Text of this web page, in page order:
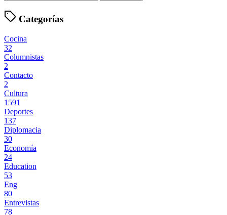
Categorías
Cocina
32
Columnistas
2
Contacto
2
Cultura
1591
Deportes
137
Diplomacia
30
Economía
24
Education
53
Eng
80
Entrevistas
78